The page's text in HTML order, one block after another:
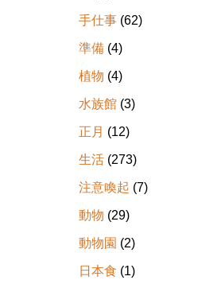
手仕事 (62)
準備 (4)
植物 (4)
水族館 (3)
正月 (12)
生活 (273)
注意喚起 (7)
動物 (29)
動物園 (2)
日本食 (1)